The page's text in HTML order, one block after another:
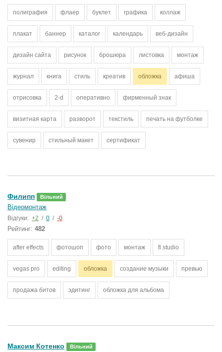
полиграфия флаер буклет графика коллаж
плакат баннер каталог календарь веб-дизайн
дизайн сайта рисунок брошюра листовка монтаж
журнал книга стиль креатив обложка афиша
отрисовка 2-d оперативно фирменный знак
визитная карта разворот текстиль печать на футболке
сувенир стильный макет сертификат
Филипп Вільний
Відеомонтаж
Відгуки: +2 / 0 / -0
Рейтинг: 482
after effects фотошоп фото монтаж fl studio
vegas pro editing обложка создание музыки превью
продажа битов эдитинг обложка для альбома
Максим Котенко Вільний